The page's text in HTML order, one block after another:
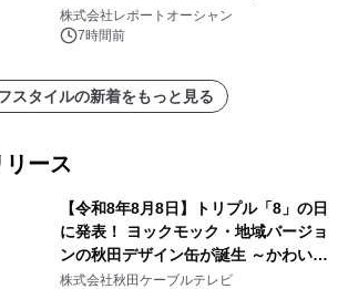
センター・高速光通信需要が成長を加
速
株式会社レポートオーシャン
7時間前
スタイルの新着をもっと見る
リース
【令和8年8月8日】トリプル「8」の日
に発表！ ヨックモック・地域バージョ
ンの秋田デザイン缶が誕生 ～かわいい
秋田犬の子犬と秋田の四季と名所を巡
株式会社秋田ケーブルテレビ